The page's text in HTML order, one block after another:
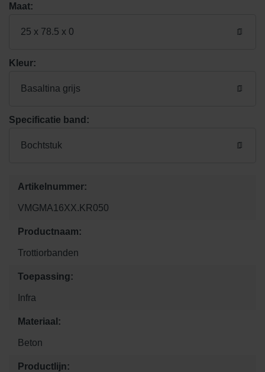
Maat:
25 x 78.5 x 0
Kleur:
Basaltina grijs
Specificatie band:
Bochtstuk
Artikelnummer:
VMGMA16XX.KR050
Productnaam:
Trottiorbanden
Toepassing:
Infra
Materiaal:
Beton
Productlijn: